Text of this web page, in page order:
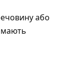
або
мають